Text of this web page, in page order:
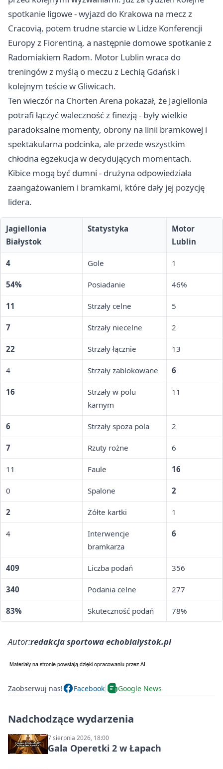
spotkanie ligowe - wyjazd do Krakowa na mecz z
Cracovią, potem trudne starcie w Lidze Konferencji
Europy z Fiorentiną, a następnie domowe spotkanie z
Radomiakiem Radom. Motor Lublin wraca do
treningów z myślą o meczu z Lechią Gdańsk i
kolejnym teście w Gliwicach.
Ten wieczór na Chorten Arena pokazał, że Jagiellonia
potrafi łączyć waleczność z finezją - były wielkie
paradoksalne momenty, obrony na linii bramkowej i
spektakularna podcinka, ale przede wszystkim
chłodna egzekucja w decydujących momentach.
Kibice mogą być dumni - drużyna odpowiedziała
zaangażowaniem i bramkami, które dały jej pozycję
lidera.
Jagiellonia
Białystok
Statystyka
Motor
Lublin
4 Gole 1
54% Posiadanie 46%
11 Strzały celne 5
7 Strzały niecelne 2
22 Strzały łącznie 13
4 Strzały zablokowane 6
16
Strzały w polu
karnym
11
6 Strzały spoza pola 2
7 Rzuty rożne 6
11 Faule 16
0 Spalone 2
2 Żółte kartki 1
4
Interwencje
bramkarza
6
409 Liczba podań 356
340 Podania celne 277
83% Skuteczność podań 78%
Autor:redakcja sportowa echobialystok.pl
Zaobserwuj nas! Facebook Google News
Nadchodzące wydarzenia
7 sierpnia 2026, 18:00
Gala Operetki 2 w Łapach